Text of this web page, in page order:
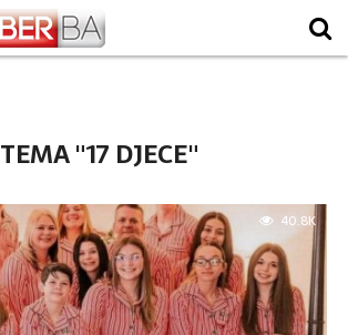
TEMA "17 DJECE"
40.8K